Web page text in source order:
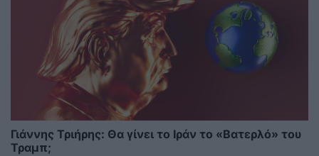
Γιάννης Τριήρης: Θα γίνει το Ιράν το «Βατερλό» του
Τραμπ;